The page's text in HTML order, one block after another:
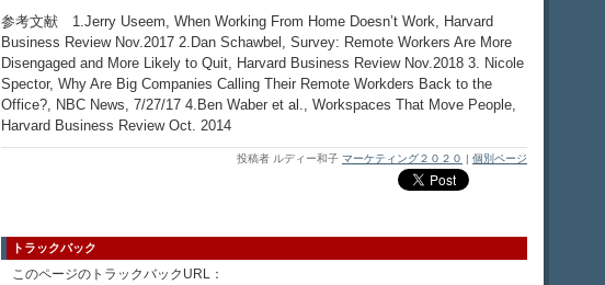
参考文献 1.Jerry Useem, When Working From Home Doesn’t Work, Harvard
Business Review Nov.2017 2.Dan Schawbel, Survey: Remote Workers Are More
Disengaged and More Likely to Quit, Harvard Business Review Nov.2018 3. Nicole
Spector, Why Are Big Companies Calling Their Remote Workders Back to the
Office?, NBC News, 7/27/17 4.Ben Waber et al., Workspaces That Move People,
Harvard Business Review Oct. 2014
投稿者 ルディー和子 マーケティング２０２０ | 個別ページ
トラックバック
このページのトラックバックURL：